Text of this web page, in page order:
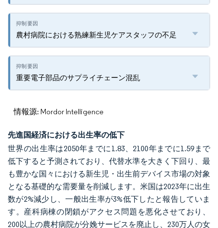
農村病院における熟練新生児ケアスタッフの不足
重要電子部品のサプライチェーン混乱
情報源: Mordor Intelligence
先進国経済における出生率の低下
世界の出生率は2050年までに1.83、2100年までに1.59まで
低下すると予測されており、代替水準を大きく下回り、最
も豊かな国々における新生児・出生前デバイス市場の対象
となる基礎的な需要量を削減します。米国は2023年に出生
数が2%減少し、一般出生率が3%低下したと報告していま
す。産科病棟の閉鎖がアクセス問題を悪化させており、
200以上の農村病院が分娩サービスを廃止し、230万人の女